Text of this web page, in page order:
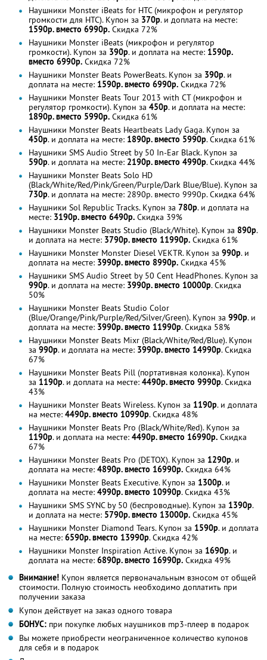
Наушники Monster iBeats for HTC (микрофон и регулятор
громкости для HTC). Купон за 370р. и доплата на месте:
1590р. вместо 6990р. Скидка 72%
Наушники Monster iBeats (микрофон и регулятор
громкости). Купон за 390р. и доплата на месте: 1590р.
вместо 6990р. Скидка 72%
Наушники Monster Beats PowerBeats. Купон за 390р. и
доплата на месте: 1590р. вместо 6990р. Скидка 72%
Наушники Monster Beats Tour 2013 with CT (микрофон и
регулятор громкости). Купон за 450р. и доплата на месте:
1890р. вместо 5990р. Скидка 61%
Наушники Monster Beats Heartbeats Lady Gaga. Купон за
450р. и доплата на месте: 1890р. вместо 5990р. Скидка 61%
Наушники SMS Audio Street by 50 In-Ear Black. Купон за
590р. и доплата на месте: 2190р. вместо 4990р. Скидка 44%
Наушники Monster Beats Solo HD
(Black/White/Red/Pink/Green/Purple/Dark Blue/Blue). Купон за
730р. и доплата на месте: 2890р. вместо 9990р. Скидка 64%
Наушники Sol Republic Tracks. Купон за 780р. и доплата на
месте: 3190р. вместо 6490р. Скидка 39%
Наушники Monster Beats Studio (Black/White). Купон за 890р.
и доплата на месте: 3790р. вместо 11990р. Скидка 61%
Наушники Monster Monster Diesel VEKTR. Купон за 990р. и
доплата на месте: 3990р. вместо 8990р. Скидка 45%
Наушники SMS Audio Street by 50 Cent HeadPhones. Купон за
990р. и доплата на месте: 3990р. вместо 10000р. Скидка
50%
Наушники Monster Beats Studio Color
(Blue/Orange/Pink/Purple/Red/Silver/Green). Купон за 990р. и
доплата на месте: 3990р. вместо 11990р. Скидка 58%
Наушники Monster Beats Mixr (Black/White/Red/Blue). Купон
за 990р. и доплата на месте: 3990р. вместо 14990р. Скидка
67%
Наушники Monster Beats Pill (портативная колонка). Купон
за 1190р. и доплата на месте: 4490р. вместо 9990р. Скидка
43%
Наушники Monster Beats Wireless. Купон за 1190р. и доплата
на месте: 4490р. вместо 10990р. Скидка 48%
Наушники Monster Beats Pro (Black/White/Red). Купон за
1190р. и доплата на месте: 4490р. вместо 16990р. Скидка
67%
Наушники Monster Beats Pro (DETOX). Купон за 1290р. и
доплата на месте: 4890р. вместо 16990р. Скидка 64%
Наушники Monster Beats Executive. Купон за 1300р. и
доплата на месте: 4990р. вместо 10990р. Скидка 43%
Наушники SMS SYNC by 50 (беспроводные). Купон за 1390р.
и доплата на месте: 5790р. вместо 13000р. Скидка 45%
Наушники Monster Diamond Tears. Купон за 1590р. и доплата
на месте: 6590р. вместо 13990р. Скидка 42%
Наушники Monster Inspiration Active. Купон за 1690р. и
доплата на месте: 6890р. вместо 16990р. Скидка 49%
Внимание! Купон является первоначальным взносом от общей
стоимости. Полную стоимость необходимо доплатить при
получении заказа
Купон действует на заказ одного товара
БОНУС: при покупке любых наушников mp3-плеер в подарок
Вы можете приобрести неограниченное количество купонов
для себя и в подарок